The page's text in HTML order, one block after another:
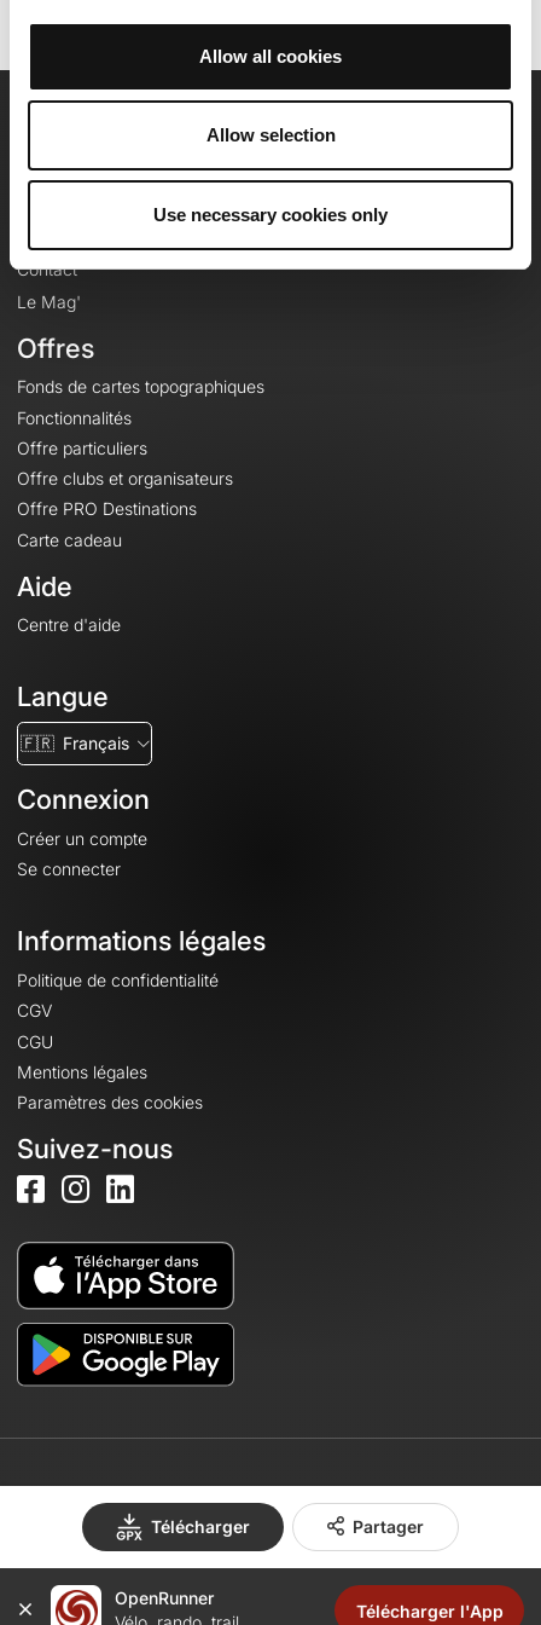
Allow all cookies
Allow selection
Use necessary cookies only
Télécharger Partager
Equipe
Contact
Le Mag'
Offres
Fonds de cartes topographiques
Fonctionnalités
Offre particuliers
Offre clubs et organisateurs
Offre PRO Destinations
Carte cadeau
Aide
Centre d'aide
Langue
🇫🇷 Français
Connexion
Créer un compte
Se connecter
Informations légales
Politique de confidentialité
CGV
CGU
Mentions légales
Paramètres des cookies
Suivez-nous
© 2026 OpenRunner - Version 7.31.3
Créez un compte
OpenRunner
Télécharger l'App